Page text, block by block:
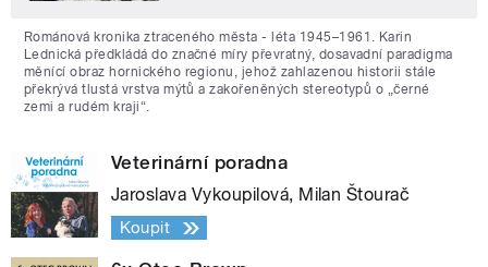
Románová kronika ztraceného města - léta 1945–1961. Karin
Lednická předkládá do značné míry převratný, dosavadní paradigma
měnící obraz hornického regionu, jehož zahlazenou historii stále
překrývá tlustá vrstva mýtů a zakořeněných stereotypů o „černé
zemi a rudém kraji“.
Veterinární poradna
Jaroslava Vykoupilová, Milan Štourač
Koupit